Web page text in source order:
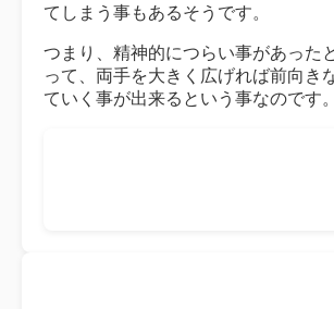
てしまう事もあるそうです。
つまり、精神的につらい事があった
って、両手を大きく広げれば前向き
ていく事が出来るという事なのです。